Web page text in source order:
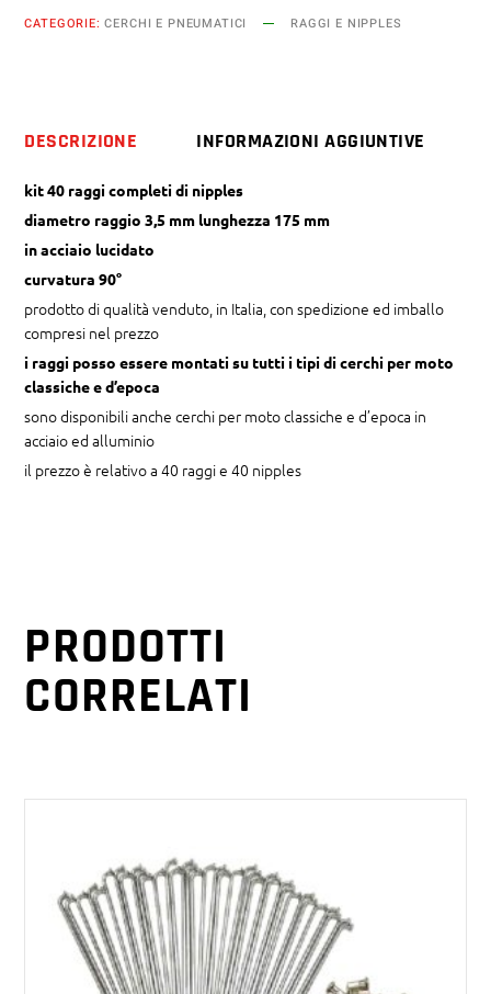
90°
quantity
CATEGORIE:CERCHI E PNEUMATICI RAGGI E NIPPLES
DESCRIZIONE INFORMAZIONI AGGIUNTIVE
kit 40 raggi completi di nipples
diametro raggio 3,5 mm lunghezza 175 mm
in acciaio lucidato
curvatura 90°
prodotto di qualità venduto, in Italia, con spedizione ed imballo
compresi nel prezzo
i raggi posso essere montati su tutti i tipi di cerchi per moto
classiche e d’epoca
sono disponibili anche cerchi per moto classiche e d’epoca in
acciaio ed alluminio
il prezzo è relativo a 40 raggi e 40 nipples
PRODOTTI
CORRELATI
AGGIUNGI AL CARRELLO